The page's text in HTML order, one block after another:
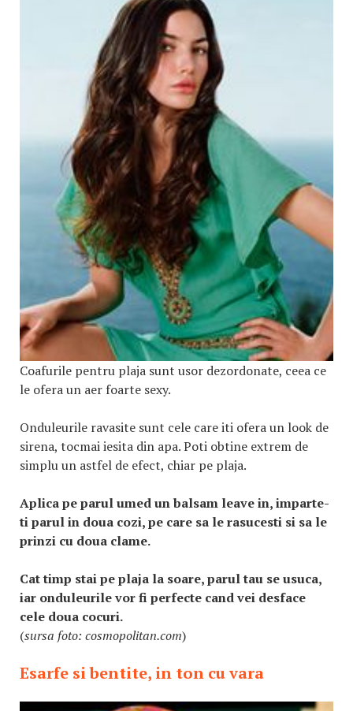
Coafurile pentru plaja sunt usor dezordonate, ceea ce
le ofera un aer foarte sexy.
Onduleurile ravasite sunt cele care iti ofera un look de
sirena, tocmai iesita din apa. Poti obtine extrem de
simplu un astfel de efect, chiar pe plaja.
Aplica pe parul umed un balsam leave in, imparte-
ti parul in doua cozi, pe care sa le rasucesti si sa le
prinzi cu doua clame.
Cat timp stai pe plaja la soare, parul tau se usuca,
iar onduleurile vor fi perfecte cand vei desface
cele doua cocuri.
(sursa foto: cosmopolitan.com)
Esarfe si bentite, in ton cu vara